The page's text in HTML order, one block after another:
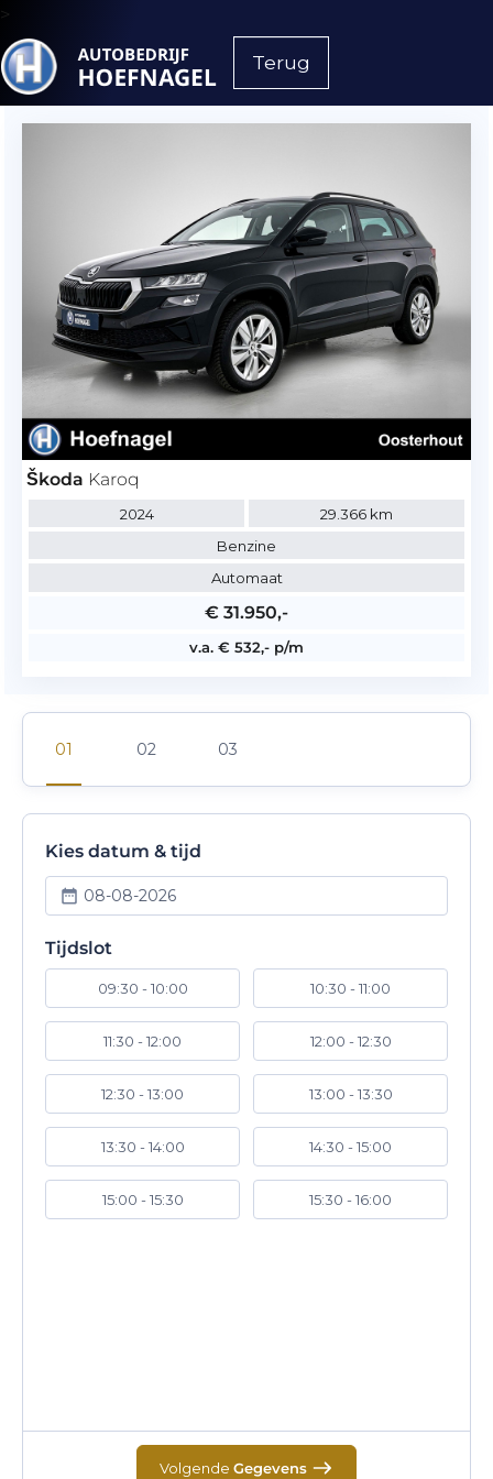
>
Terug
Škoda Karoq
2024
29.366 km
Benzine
Automaat
€ 31.950,-
v.a. € 532,- p/m
Kies datum & tijd
08-08-2026
Tijdslot
09:30 - 10:00 10:30 - 11:00
11:30 - 12:00 12:00 - 12:30
12:30 - 13:00 13:00 - 13:30
13:30 - 14:00 14:30 - 15:00
15:00 - 15:30 15:30 - 16:00
Volgende Gegevens